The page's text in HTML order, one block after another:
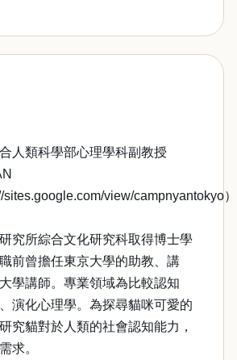
類科學部心理學科副教授
view/campnyantokyo）
所綜合文化研究科取得博士學
前曾擔任東京大學的助教、講
學講師。專業領域為比較認知
演化心理學。為探尋貓咪可愛的
究貓對於人類的社會認知能力，
求。